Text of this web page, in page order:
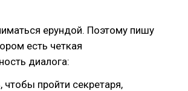
ерундой. Поэтому пишу
есть четкая
диалога:
чтобы пройти секретаря,